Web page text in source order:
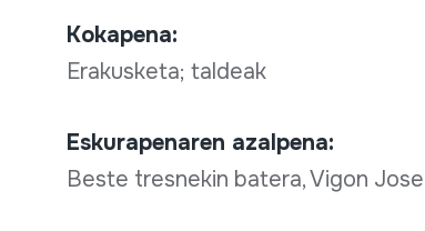
Kokapena:
Erakusketa; taldeak
Eskurapenaren azalpena:
Beste tresnekin batera, Vigon